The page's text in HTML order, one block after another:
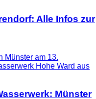
Alle Infos zur
Münster